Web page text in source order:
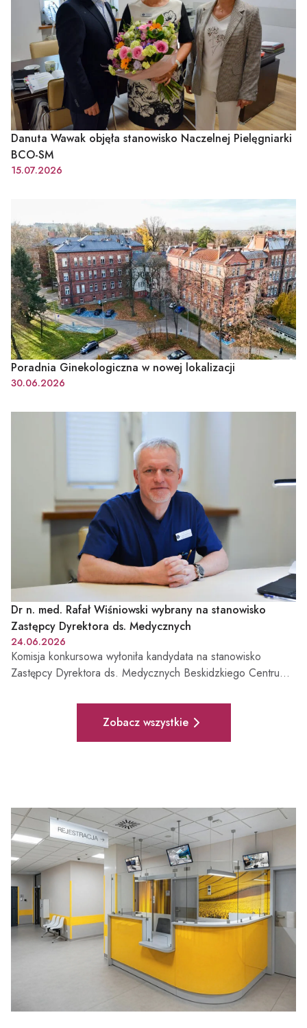
Danuta Wawak objęła stanowisko Naczelnej Pielęgniarki
BCO-SM
15.07.2026
Poradnia Ginekologiczna w nowej lokalizacji
30.06.2026
Dr n. med. Rafał Wiśniowski wybrany na stanowisko
Zastępcy Dyrektora ds. Medycznych
24.06.2026
Komisja konkursowa wyłoniła kandydata na stanowisko
Zastępcy Dyrektora ds. Medycznych Beskidzkiego Centrum
Białej. Funkcję tę obejmie dr n. med. Rafał Wiśniowski –
lekarz od ponad 20 lat związany z diagnostyką i leczeniem
nowotworów, Kierownik Kliniki Onkologii BCO-SM oraz
Zobacz wszystkie